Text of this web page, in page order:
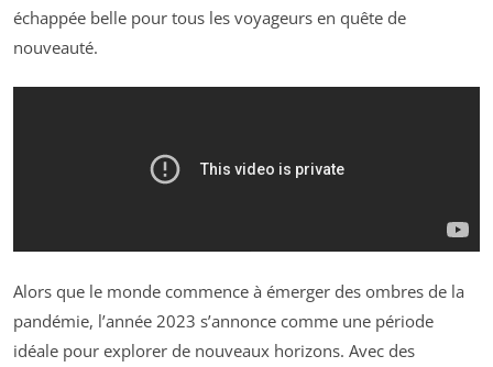
échappée belle pour tous les voyageurs en quête de
nouveauté.
Alors que le monde commence à émerger des ombres de la
pandémie, l’année 2023 s’annonce comme une période
idéale pour explorer de nouveaux horizons. Avec des